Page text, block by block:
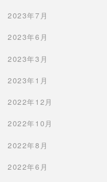
2023年7月
2023年6月
2023年3月
2023年1月
2022年12月
2022年10月
2022年8月
2022年6月